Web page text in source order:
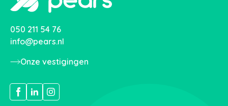
050 211 54 76
info@pears.nl
Onze vestigingen